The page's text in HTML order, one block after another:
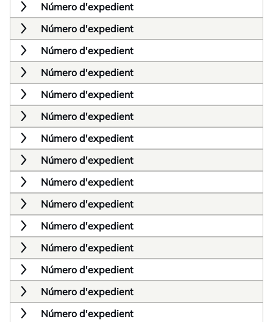
Número d'expedient
Número d'expedient
Número d'expedient
Número d'expedient
Número d'expedient
Número d'expedient
Número d'expedient
Número d'expedient
Número d'expedient
Número d'expedient
Número d'expedient
Número d'expedient
Número d'expedient
Número d'expedient
Número d'expedient